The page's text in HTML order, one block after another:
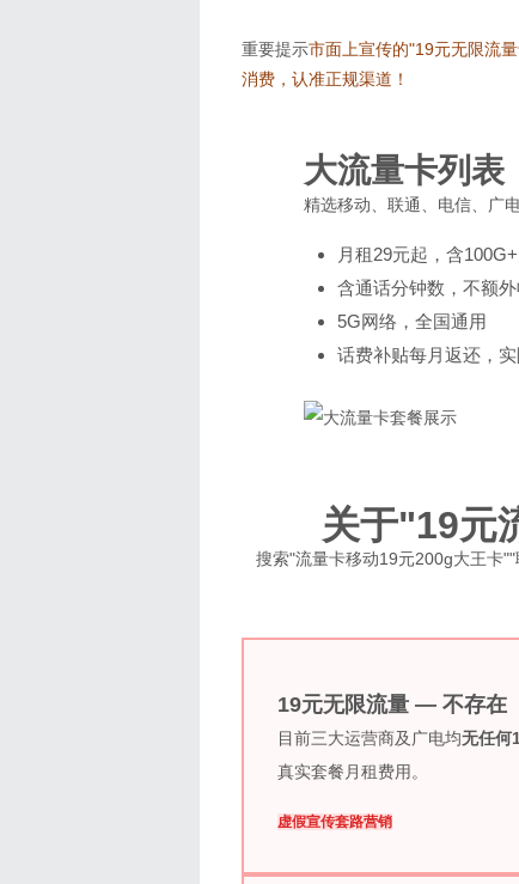
重要提示市面上宣传的"19元无限流
消费，认准正规渠道！
大流量卡列表
精选移动、联通、电信、广
月租29元起，含
含通话分钟数，不额
5G网络，全国通用
话费补贴每月返还，
关于"19元
搜索"流量卡移动19元200g大王卡
19元无限流量 — 不存在
目前三大运营商及广电均无任何
真实套餐月租费用。
虚假宣传套路营销